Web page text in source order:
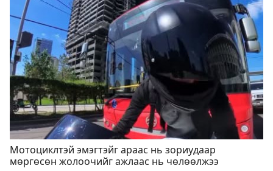
Мотоциклтэй эмэгтэйг араас нь зориудаар
мөргөсөн жолоочийг ажлаас нь чөлөөлжээ